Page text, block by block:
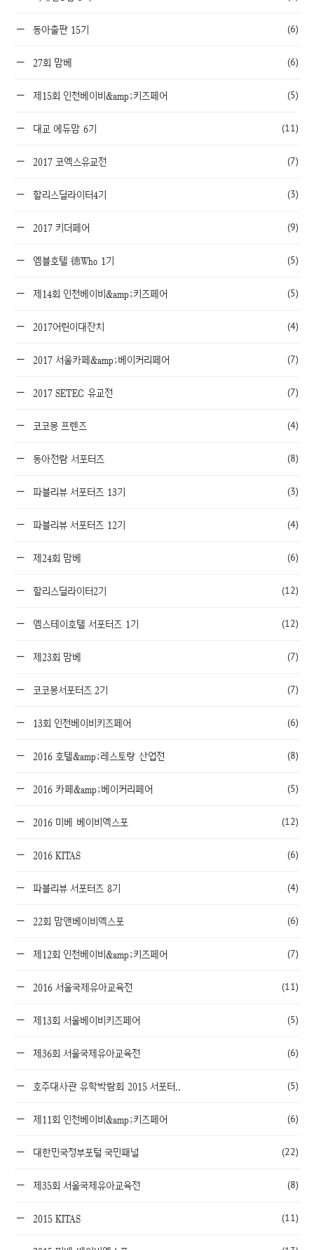
동아출판 15기 (6)
27회 맘베 (6)
제15회 인천베이비&amp;키즈페어 (5)
대교 에듀맘 6기 (11)
2017 코엑스유교전 (7)
할리스딜라이터4기 (3)
2017 키더페어 (9)
엠블호텔 德Who 1기 (5)
제14회 인천베이비&amp;키즈페어 (5)
2017어린이대잔치 (4)
2017 서울카페&amp;베이커리페어 (7)
2017 SETEC 유교전 (7)
코코몽 프렌즈 (4)
동아전람 서포터즈 (8)
파블리뷰 서포터즈 13기 (3)
파블리뷰 서포터즈 12기 (4)
제24회 맘베 (6)
할리스딜라이터2기 (12)
엠스테이호텔 서포터즈 1기 (12)
제23회 맘베 (7)
코코몽서포터즈 2기 (7)
13회 인천베이비키즈페어 (6)
2016 호텔&amp;레스토랑 산업전 (8)
2016 카페&amp;베이커리페어 (5)
2016 미베 베이비엑스포 (12)
2016 KITAS (6)
파블리뷰 서포터즈 8기 (4)
22회 맘앤베이비엑스포 (6)
제12회 인천베이비&amp;키즈페어 (7)
2016 서울국제유아교육전 (11)
제13회 서울베이비키즈페어 (5)
제36회 서울국제유아교육전 (6)
호주대사관 유학박람회 2015 서포터.. (5)
제11회 인천베이비&amp;키즈페어 (6)
대한민국정부포털 국민패널 (22)
제35회 서울국제유아교육전 (8)
2015 KITAS (11)